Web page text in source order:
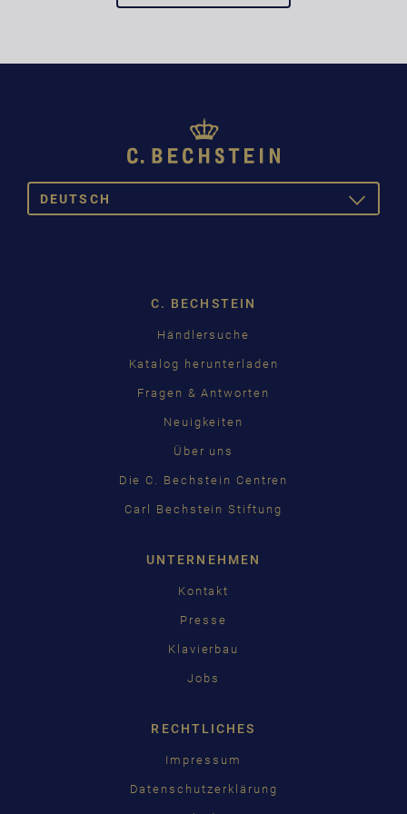
DEUTSCH
TOGGLE
C. BECHSTEIN
Händlersuche
Katalog herunterladen
Fragen & Antworten
Neuigkeiten
Über uns
Die C. Bechstein Centren
Carl Bechstein Stiftung
UNTERNEHMEN
Kontakt
Presse
Klavierbau
Jobs
RECHTLICHES
Impressum
Datenschutzerklärung